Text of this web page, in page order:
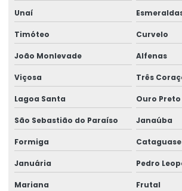
Montagem Técnica De Sistemas De
Motor elétrico para ponte rolante
Movimentação de cargas laner
Movimentação Horizontal Com Trole Elétrico
Painel elétrico para ponte rolante
Painel elétrico para talha
Unaí
Timóteo Curvelo
João Monlevade Alfenas
Viçosa Três
Lagoa Santa Ouro Preto
São Sebastião do Paraíso Janaúba
Formiga
Januária Pedro
Mariana Frutal